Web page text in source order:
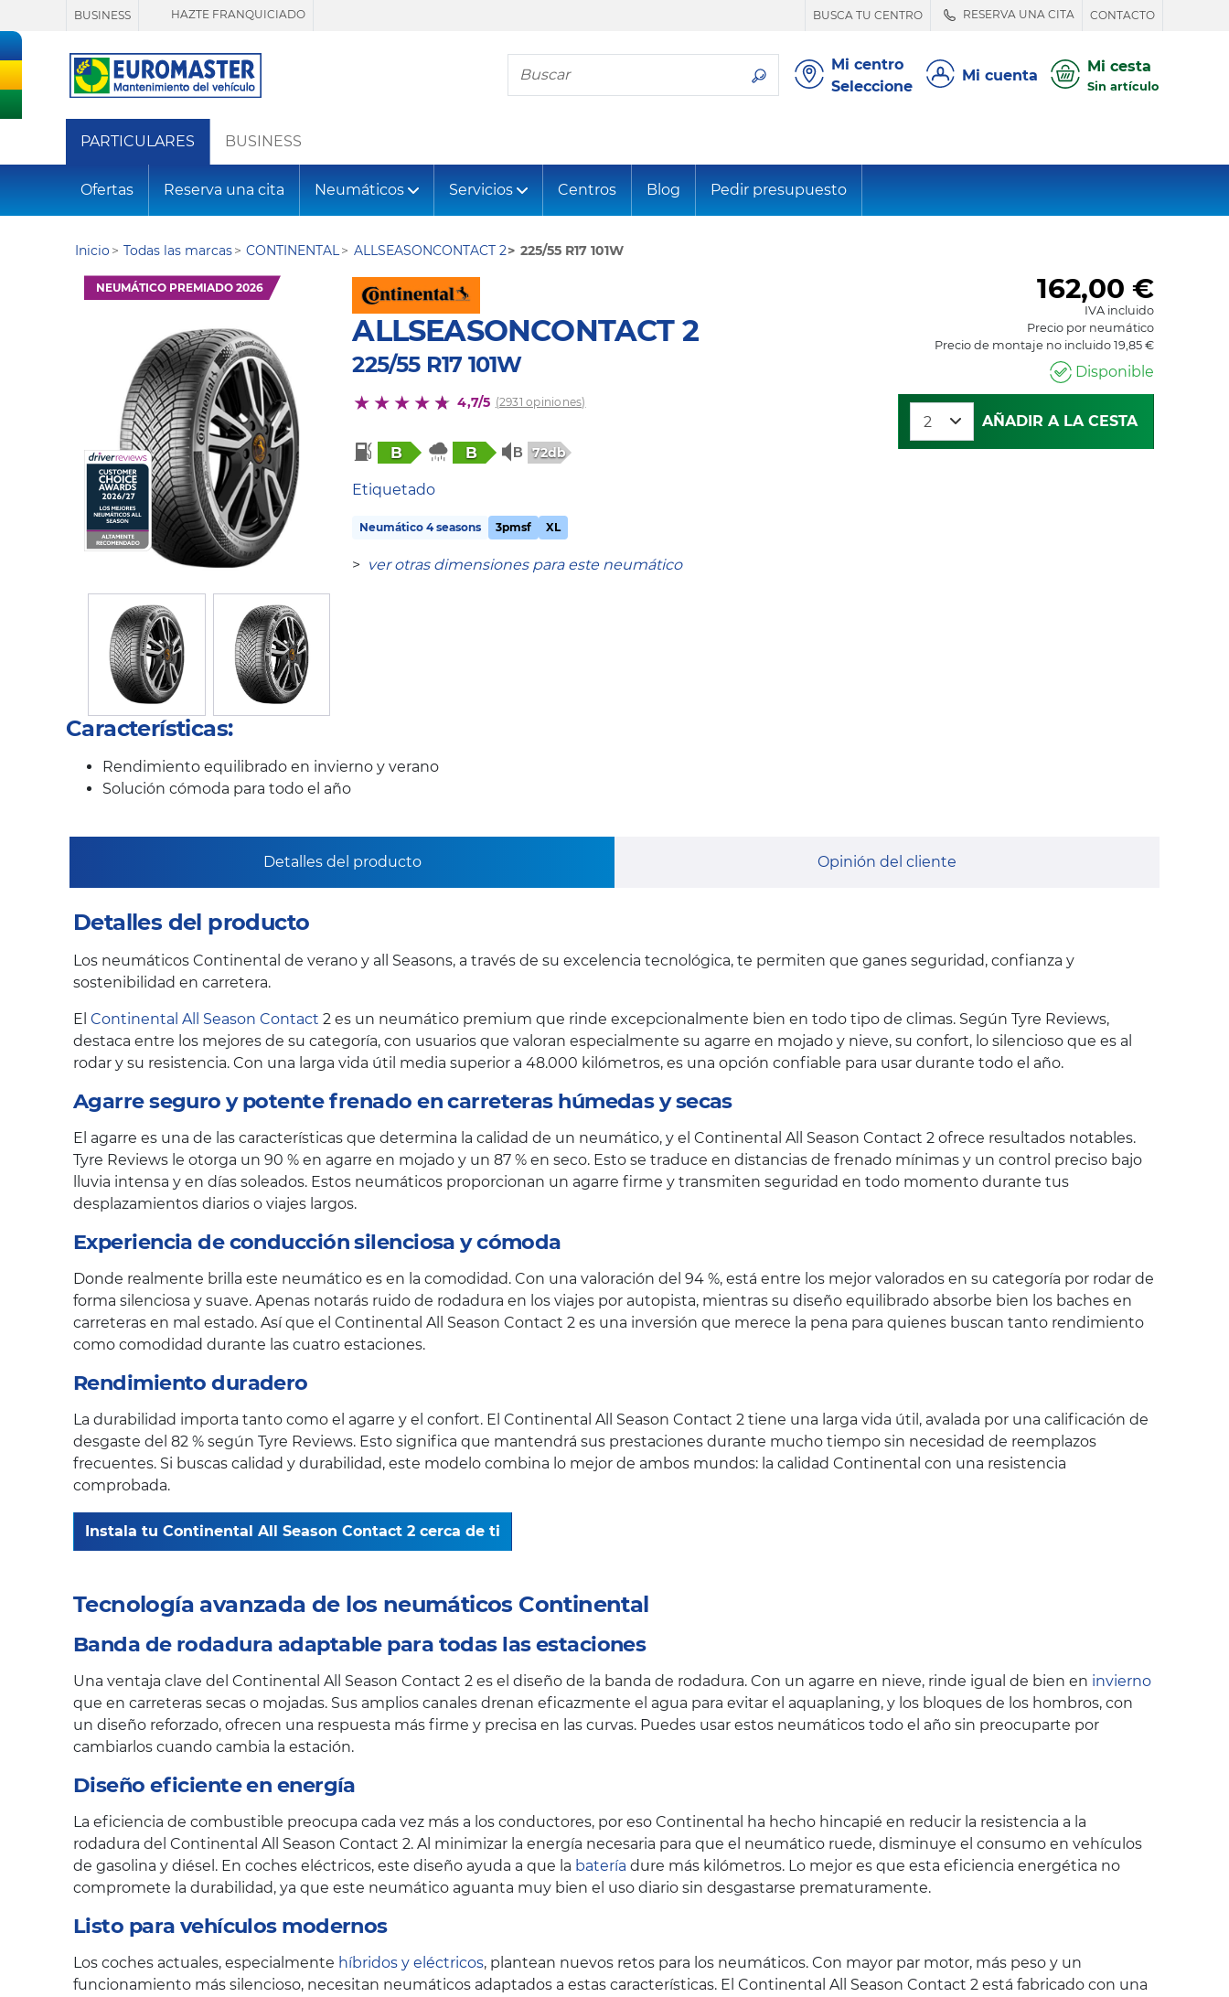
BUSINESS HAZTE FRANQUICIADO BUSCA TU CENTRO RESERVA UNA CITA CONTACTO
Busca tu neumático
Mi centro
Seleccione
Mi cuenta Mi cesta
Sin artículo
PARTICULARES BUSINESS
Ofertas Reserva una cita Neumáticos Servicios Centros Blog Pedir presupuesto
Inicio Todas las marcas CONTINENTAL ALLSEASONCONTACT 2 225/55 R17 101W
NEUMÁTICO PREMIADO 2026
ALLSEASONCONTACT 2
225/55 R17 101W
4,7/5 (2931 opiniones)
B B 72db
Etiquetado
Neumático 4 seasons 3pmsf XL
> ver otras dimensiones para este neumático
162,00 €
IVA incluido
Precio por neumático
Precio de montaje no incluido 19,85 €
Disponible
AÑADIR A LA CESTA
Características:
Rendimiento equilibrado en invierno y verano
Solución cómoda para todo el año
Detalles del producto Opinión del cliente
Detalles del producto
Los neumáticos Continental de verano y all Seasons, a través de su excelencia tecnológica, te permiten que ganes seguridad, confianza y
sostenibilidad en carretera.
El Continental All Season Contact 2 es un neumático premium que rinde excepcionalmente bien en todo tipo de climas. Según Tyre Reviews,
destaca entre los mejores de su categoría, con usuarios que valoran especialmente su agarre en mojado y nieve, su confort, lo silencioso que es al
rodar y su resistencia. Con una larga vida útil media superior a 48.000 kilómetros, es una opción confiable para usar durante todo el año.
Agarre seguro y potente frenado en carreteras húmedas y secas
El agarre es una de las características que determina la calidad de un neumático, y el Continental All Season Contact 2 ofrece resultados notables.
Tyre Reviews le otorga un 90 % en agarre en mojado y un 87 % en seco. Esto se traduce en distancias de frenado mínimas y un control preciso bajo
lluvia intensa y en días soleados. Estos neumáticos proporcionan un agarre firme y transmiten seguridad en todo momento durante tus
desplazamientos diarios o viajes largos.
Experiencia de conducción silenciosa y cómoda
Donde realmente brilla este neumático es en la comodidad. Con una valoración del 94 %, está entre los mejor valorados en su categoría por rodar de
forma silenciosa y suave. Apenas notarás ruido de rodadura en los viajes por autopista, mientras su diseño equilibrado absorbe bien los baches en
carreteras en mal estado. Así que el Continental All Season Contact 2 es una inversión que merece la pena para quienes buscan tanto rendimiento
como comodidad durante las cuatro estaciones.
Rendimiento duradero
La durabilidad importa tanto como el agarre y el confort. El Continental All Season Contact 2 tiene una larga vida útil, avalada por una calificación de
desgaste del 82 % según Tyre Reviews. Esto significa que mantendrá sus prestaciones durante mucho tiempo sin necesidad de reemplazos
frecuentes. Si buscas calidad y durabilidad, este modelo combina lo mejor de ambos mundos: la calidad Continental con una resistencia
comprobada.
Instala tu Continental All Season Contact 2 cerca de ti
Tecnología avanzada de los neumáticos Continental
Banda de rodadura adaptable para todas las estaciones
Una ventaja clave del Continental All Season Contact 2 es el diseño de la banda de rodadura. Con un agarre en nieve, rinde igual de bien en invierno
que en carreteras secas o mojadas. Sus amplios canales drenan eficazmente el agua para evitar el aquaplaning, y los bloques de los hombros, con
un diseño reforzado, ofrecen una respuesta más firme y precisa en las curvas. Puedes usar estos neumáticos todo el año sin preocuparte por
cambiarlos cuando cambia la estación.
Diseño eficiente en energía
La eficiencia de combustible preocupa cada vez más a los conductores, por eso Continental ha hecho hincapié en reducir la resistencia a la
rodadura del Continental All Season Contact 2. Al minimizar la energía necesaria para que el neumático ruede, disminuye el consumo en vehículos
de gasolina y diésel. En coches eléctricos, este diseño ayuda a que la batería dure más kilómetros. Lo mejor es que esta eficiencia energética no
compromete la durabilidad, ya que este neumático aguanta muy bien el uso diario sin desgastarse prematuramente.
Listo para vehículos modernos
Los coches actuales, especialmente híbridos y eléctricos, plantean nuevos retos para los neumáticos. Con mayor par motor, más peso y un
funcionamiento más silencioso, necesitan neumáticos adaptados a estas características. El Continental All Season Contact 2 está fabricado con una